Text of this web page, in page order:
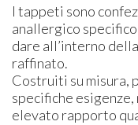
I tappeti sono
anallergico
dare all’interno
raffinato.
Costruiti su misura,
specifiche
elevato rapporto